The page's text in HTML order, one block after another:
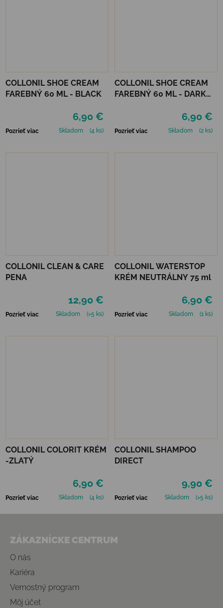
COLLONIL SHOE CREAM
FAREBNÝ 60 ML - BLACK
6,90 €
Pozrieť viac Skladom (4 ks)
COLLONIL SHOE CREAM
FAREBNÝ 60 ML - DARK
6,90 €
Pozrieť viac Skladom (2 ks)
COLLONIL CLEAN & CARE
PENA
12,90 €
Pozrieť viac Skladom (>5 ks)
COLLONIL WATERSTOP
KRÉM NEUTRÁLNY 75 ml
6,90 €
Pozrieť viac Skladom (1 ks)
COLLONIL COLORIT KRÉM
-ZLATÝ
6,90 €
Pozrieť viac Skladom (4 ks)
COLLONIL SHAMPOO
DIRECT
9,90 €
Pozrieť viac Skladom (>5 ks)
ZÁKAZNÍCKE CENTRUM
O nás
Kariéra
Vernostný program
Môj účet